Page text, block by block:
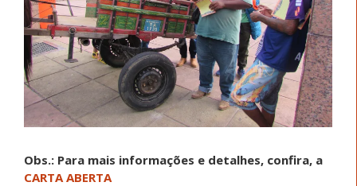
Obs.: Para mais informações e detalhes, confira, a
CARTA ABERTA